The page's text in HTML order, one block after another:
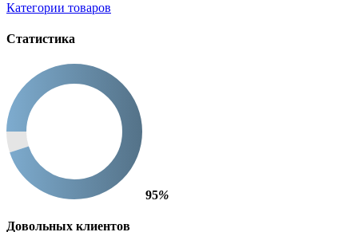
Категории товаров
Статистика
95%
Довольных клиентов